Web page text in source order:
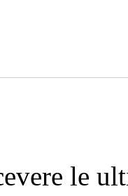
le